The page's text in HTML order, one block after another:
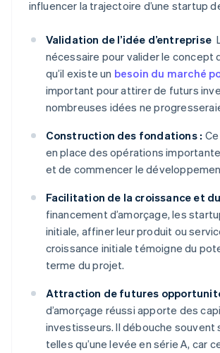
influencer la trajectoire d’une startup
Validation de l’idée d’entreprise
nécessaire pour valider le concept
qu’il existe un besoin du marché
important pour attirer de futurs
nombreuses idées ne
Construction des fondations :
en place des opérations
et de commencer le
Facilitation de la croissance et
financement d’amorçage, les
initiale, affiner leur produit ou
croissance initiale témoigne du
terme du projet.
Attraction de futures
d’amorçage réussi apporte des
investisseurs. Il débouche
telles qu’une levée en série A, car